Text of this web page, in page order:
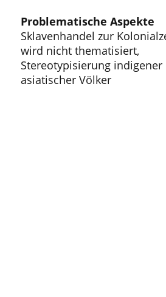
Problematische Aspekte
Sklavenhandel zur
wird nicht thematisiert,
Stereotypisierung indigener
asiatischer Völker